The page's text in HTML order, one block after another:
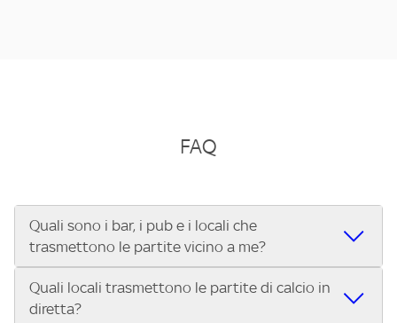
FAQ
Quali sono i bar, i pub e i locali che
trasmettono le partite vicino a me?
Se cerchi un bar, pub, ristorante o locale vicino a te per
vedere le partite di Serie A ENILIVE, la Serie C Sky Wifi, la
Quali locali trasmettono le partite di calcio in
diretta?